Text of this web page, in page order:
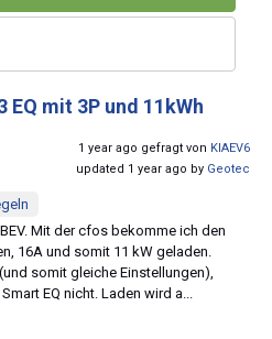
EQ mit 3P und 11kWh
1 year ago gefragt von KIAEV6
updated 1 year ago by Geotec
Mit der cfos bekomme ich den
16A und somit 11 kW geladen.
somit gleiche Einstellungen),
EQ nicht. Laden wird a...